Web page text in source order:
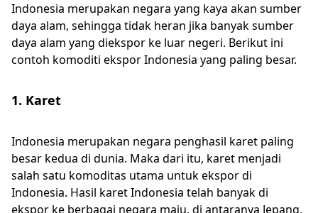
Indonesia merupakan negara yang kaya akan sumber
daya alam, sehingga tidak heran jika banyak sumber
daya alam yang diekspor ke luar negeri. Berikut ini
contoh komoditi ekspor Indonesia yang paling besar.
1. Karet
Indonesia merupakan negara penghasil karet paling
besar kedua di dunia. Maka dari itu, karet menjadi
salah satu komoditas utama untuk ekspor di
Indonesia. Hasil karet Indonesia telah banyak di
ekspor ke berbagai negara maju, di antaranya Jepang,